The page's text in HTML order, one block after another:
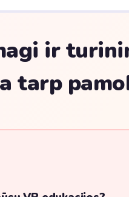
ir
tarp